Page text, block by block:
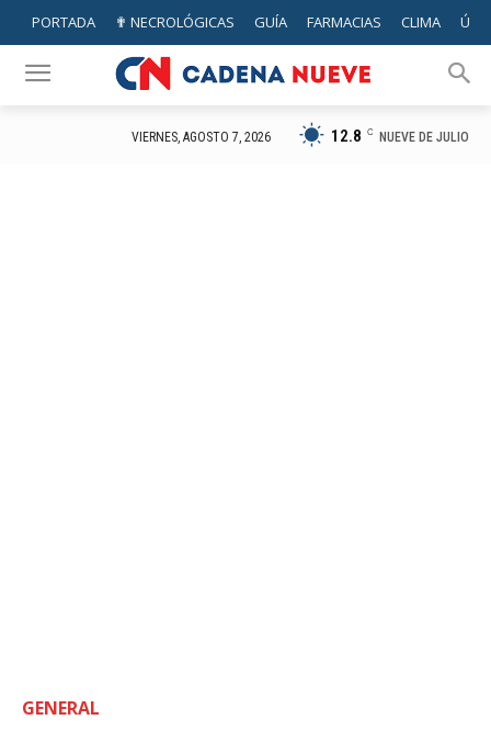
PORTADA ✟ NECROLÓGICAS GUÍA FARMACIAS CLIMA
VIERNES, AGOSTO 7, 2026 12.8 C NUEVE DE JULIO
GENERAL